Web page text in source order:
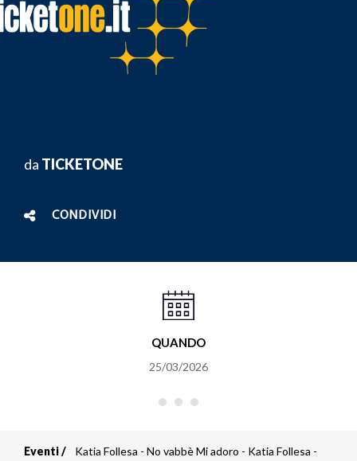
da TICKETONE
CONDIVIDI
QUANDO
25/03/2026
Eventi
Katia Follesa - No vabbè Mi adoro - Katia Follesa -